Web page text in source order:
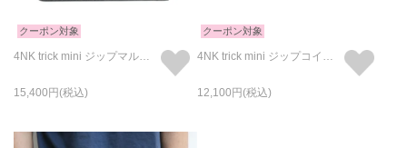
クーポン対象
4NK trick mini ジップマルチウォレット キャッシュレス対応のお財布/L字ファスナー/二つ折り/アイレットプリント
15,400
クーポン対象
4NK trick mini ジップコインウォレット キャッシュレス対応のお財布/L字コイン&キーケース/アイレットプリント
12,100